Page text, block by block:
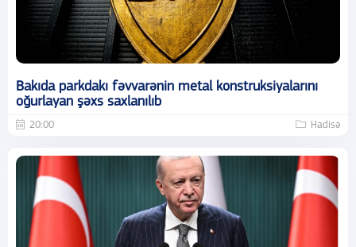
Bakıda parkdakı fəvvarənin metal konstruksiyalarını
oğurlayan şəxs saxlanılıb
20:00 Hadisə